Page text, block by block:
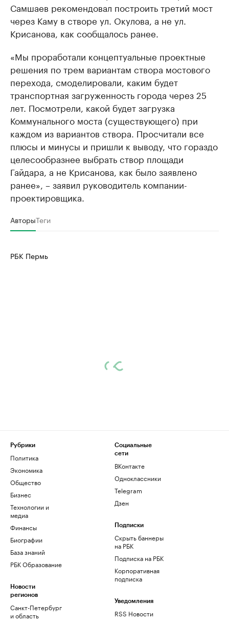
Самшаев рекомендовал построить третий мост
через Каму в створе ул. Окулова, а не ул.
Крисанова, как сообщалось ранее.
«Мы проработали концептуальные проектные
решения по трем вариантам створа мостового
перехода, смоделировали, каким будет
транспортная загруженность города через 25
лет. Посмотрели, какой будет загрузка
Коммунального моста (существующего) при
каждом из вариантов створа. Просчитали все
плюсы и минусы и пришли к выводу, что гораздо
целесообразнее выбрать створ площади
Гайдара, а не Крисанова, как было заявлено
ранее», – заявил руководитель компании-
проектировщика.
АвторыТеги
РБК Пермь
Рубрики
Политика
Экономика
Общество
Бизнес
Технологии и
медиа
Финансы
Биографии
База знаний
РБК Образование
Новости
регионов
Санкт-Петербург
и область
Социальные
сети
ВКонтакте
Одноклассники
Telegram
Дзен
Подписки
Скрыть баннеры
на РБК
Подписка на РБК
Корпоративная
подписка
Уведомления
RSS Новости